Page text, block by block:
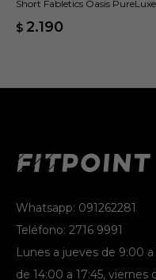
Short Fabletics Oasis
$ 2.190
Whatsapp: 091262281
Teléfono: 2716 9991
Lunes a jueves de 9:00 a
de 14:00 a 17:45, viernes